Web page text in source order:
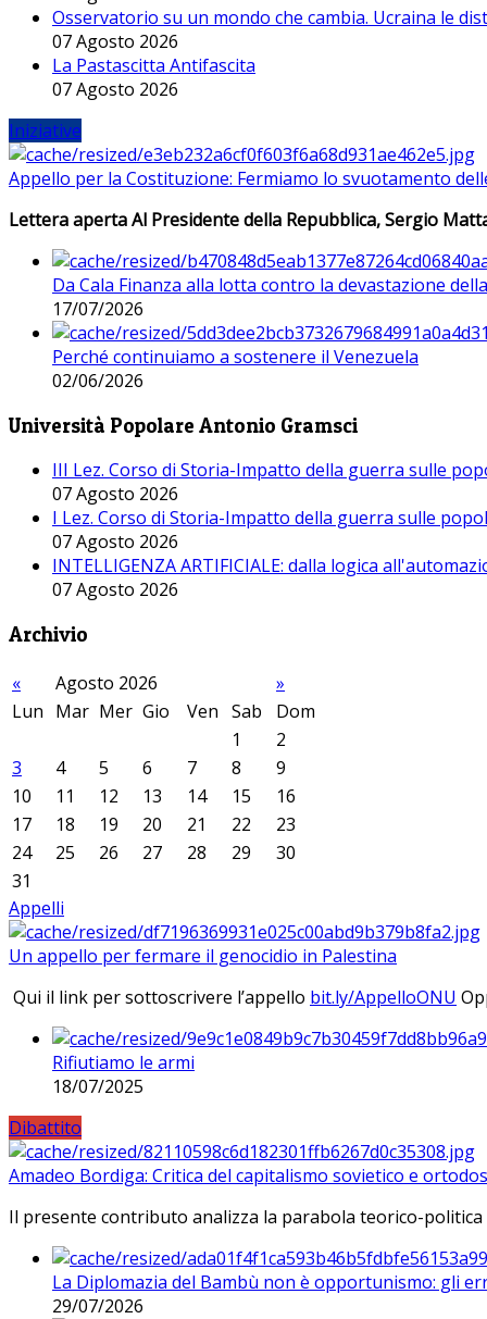
Osservatorio su un mondo che cambia. Ucraina le
07 Agosto 2026
La Pastascitta Antifascita
07 Agosto 2026
Iniziative
Appello per la Costituzione: Fermiamo lo svuotamento
Lettera aperta Al Presidente della Repubblica, Sergio
Da Cala Finanza alla lotta contro la devastazione
17/07/2026
Perché continuiamo a sostenere il Venezuela
02/06/2026
Università Popolare Antonio Gramsci
III Lez. Corso di Storia-Impatto della guerra sulle
07 Agosto 2026
I Lez. Corso di Storia-Impatto della guerra sulle
07 Agosto 2026
INTELLIGENZA ARTIFICIALE: dalla logica
07 Agosto 2026
Archivio
« Agosto 2026
»
Lun Mar Mer Gio Ven Sab
Dom
1
2
3
4 5 6 7 8
9
10
11 12 13 14 15
16
17
18 19 20 21 22
23
24
25 26 27 28 29
30
31
Appelli
Un appello per fermare il genocidio in Palestina
Qui il link per sottoscrivere l’appello bit.ly/AppelloONU
Rifiutiamo le armi
18/07/2025
Dibattito
Amadeo Bordiga: Critica del capitalismo sovietico e
Il presente contributo analizza la parabola teorico-
La Diplomazia del Bambù non è opportunismo: gli
29/07/2026